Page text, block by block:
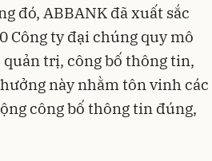
đó, ABBANK đã xuất sắc
Công ty đại chúng quy mô
trị, công bố thông tin,
này nhằm tôn vinh các
công bố thông tin đúng,